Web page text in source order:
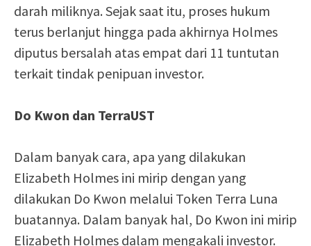
darah miliknya. Sejak saat itu, proses hukum
terus berlanjut hingga pada akhirnya Holmes
diputus bersalah atas empat dari 11 tuntutan
terkait tindak penipuan investor.
Do Kwon dan TerraUST
Dalam banyak cara, apa yang dilakukan
Elizabeth Holmes ini mirip dengan yang
dilakukan Do Kwon melalui Token Terra Luna
buatannya. Dalam banyak hal, Do Kwon ini mirip
Elizabeth Holmes dalam mengakali investor.